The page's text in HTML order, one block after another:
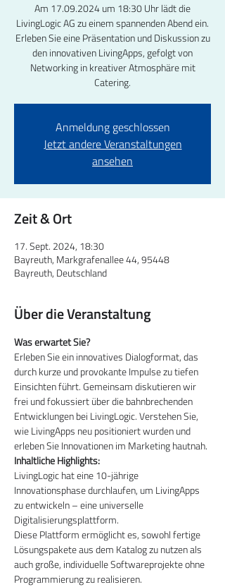
Am 17.09.2024 um 18:30 Uhr lädt die
LivingLogic AG zu einem spannenden Abend ein.
Erleben Sie eine Präsentation und Diskussion zu
den innovativen LivingApps, gefolgt von
Networking in kreativer Atmosphäre mit
Catering.
Anmeldung geschlossen
Jetzt andere Veranstaltungen
ansehen
Zeit & Ort
17. Sept. 2024, 18:30
Bayreuth, Markgrafenallee 44, 95448
Bayreuth, Deutschland
Über die Veranstaltung
Was erwartet Sie?
Erleben Sie ein innovatives Dialogformat, das
durch kurze und provokante Impulse zu tiefen
Einsichten führt. Gemeinsam diskutieren wir
frei und fokussiert über die bahnbrechenden
Entwicklungen bei LivingLogic. Verstehen Sie,
wie LivingApps neu positioniert wurden und
erleben Sie Innovationen im Marketing hautnah.
Inhaltliche Highlights:
LivingLogic hat eine 10-jährige
Innovationsphase durchlaufen, um LivingApps
zu entwickeln – eine universelle
Digitalisierungsplattform.
Diese Plattform ermöglicht es, sowohl fertige
Lösungspakete aus dem Katalog zu nutzen als
auch große, individuelle Softwareprojekte ohne
Programmierung zu realisieren.